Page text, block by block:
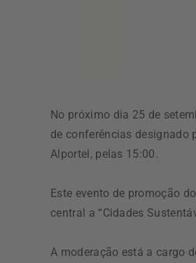
No próximo dia 25 de
de conferências designado
Alportel, pelas 15:00.
Este evento de promoção
central a “Cidades
A moderação está a cargo